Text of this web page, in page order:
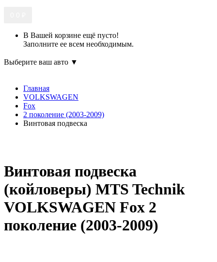
В Вашей корзине ещё пусто!
Заполните ее всем необходимым.
Выберите ваш авто ▼
Главная
VOLKSWAGEN
Fox
2 поколение (2003-2009)
Винтовая подвеска
Винтовая подвеска
(койловеры) MTS Technik
VOLKSWAGEN Fox 2
поколение (2003-2009)